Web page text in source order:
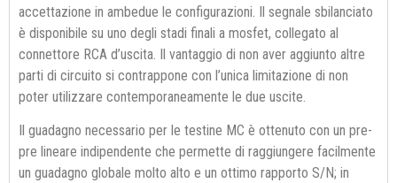
accettazione in ambedue le configurazioni. Il segnale sbilanciato
è disponibile su uno degli stadi finali a mosfet, collegato al
connettore RCA d’uscita. Il vantaggio di non aver aggiunto altre
parti di circuito si contrappone con l’unica limitazione di non
poter utilizzare contemporaneamente le due uscite.
Il guadagno necessario per le testine MC è ottenuto con un pre-
pre lineare indipendente che permette di raggiungere facilmente
un guadagno globale molto alto e un ottimo rapporto S/N; in